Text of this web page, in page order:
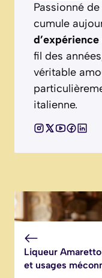
Passionné
cumule
fil des
véritable
italienne.
Liqueur
et usages